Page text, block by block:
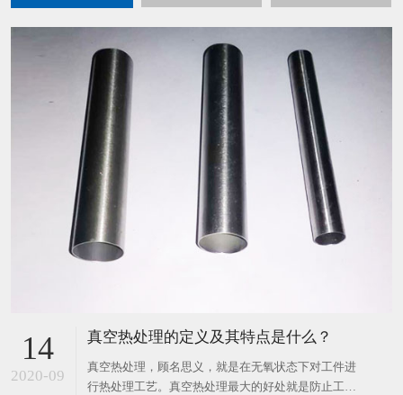
14
2020-09
真空热处理的定义及其特点是什么？
真空热处理，顾名思义，就是在无氧状态下对工件进
行热处理工艺。真空热处理最大的好处就是防止工件